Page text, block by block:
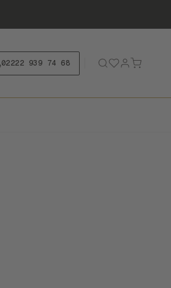
02222 939 74 68